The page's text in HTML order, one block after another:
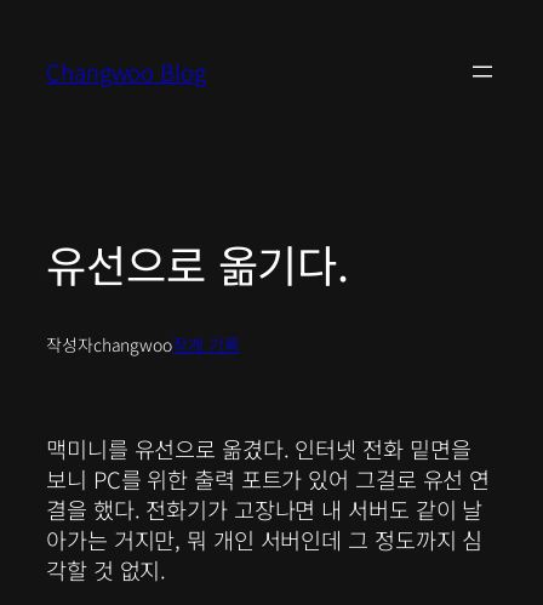
Changwoo Blog
유선으로 옮기다.
작성자changwoo작게 기록
맥미니를 유선으로 옮겼다. 인터넷 전화 밑면을
보니 PC를 위한 출력 포트가 있어 그걸로 유선 연
결을 했다. 전화기가 고장나면 내 서버도 같이 날
아가는 거지만, 뭐 개인 서버인데 그 정도까지 심
각할 것 없지.